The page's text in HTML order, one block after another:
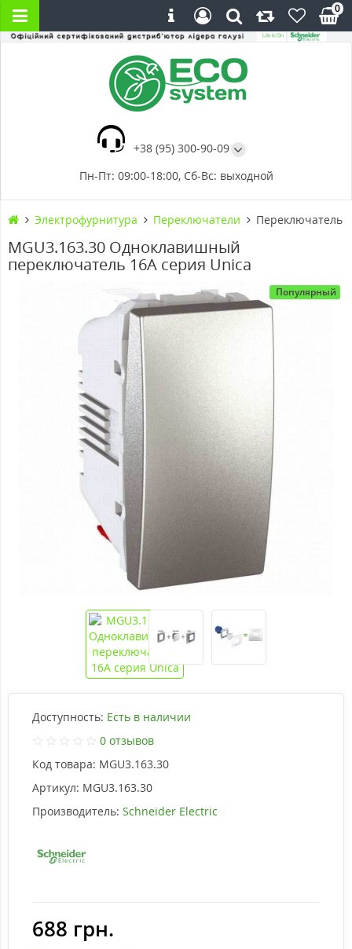
+38 (95) 300-90-09
Пн-Пт: 09:00-18:00, Сб-Вс: выходной
0
Электрофурнитура Переключатели Переключатель
MGU3.163.30 Одноклавишный
переключатель 16А серия Unica
Популярный
Доступность: Есть в наличии
0 отзывов
Код товара: MGU3.163.30
Артикул: MGU3.163.30
Производитель: Schneider Electric
688 грн.